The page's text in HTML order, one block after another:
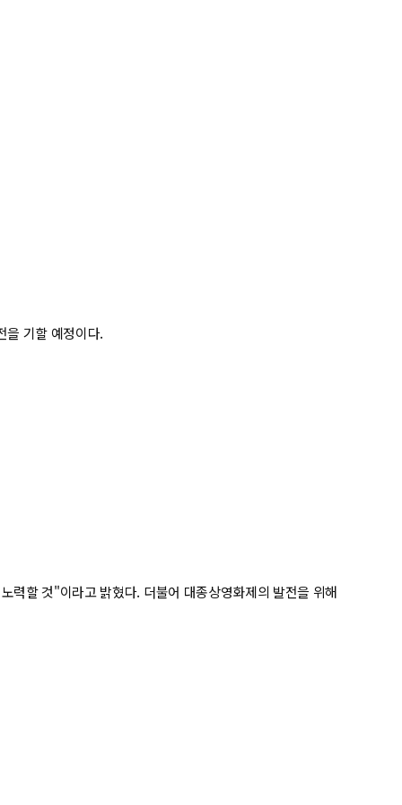
을 기할 예정이다.
력할 것"이라고 밝혔다. 더불어 대종상영화제의 발전을 위해